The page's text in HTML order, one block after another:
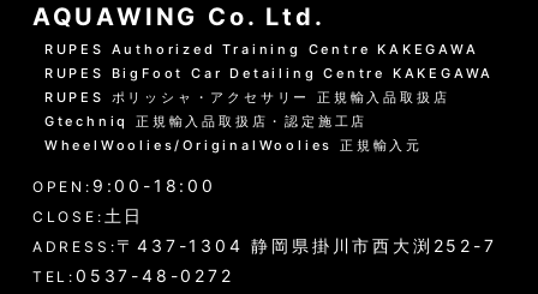
AQUAWING Co. Ltd.
RUPES Authorized Training Centre KAKEGAWA
RUPES BigFoot Car Detailing Centre KAKEGAWA
RUPES ポリッシャ・アクセサリー 正規輸入品取扱店
Gtechniq 正規輸入品取扱店・認定施工店
WheelWoolies/OriginalWoolies 正規輸入元
OPEN: 9:00-18:00
CLOSE: 土日
ADRESS: 〒437-1304 静岡県掛川市西大渕252-7
TEL: 0537-48-0272